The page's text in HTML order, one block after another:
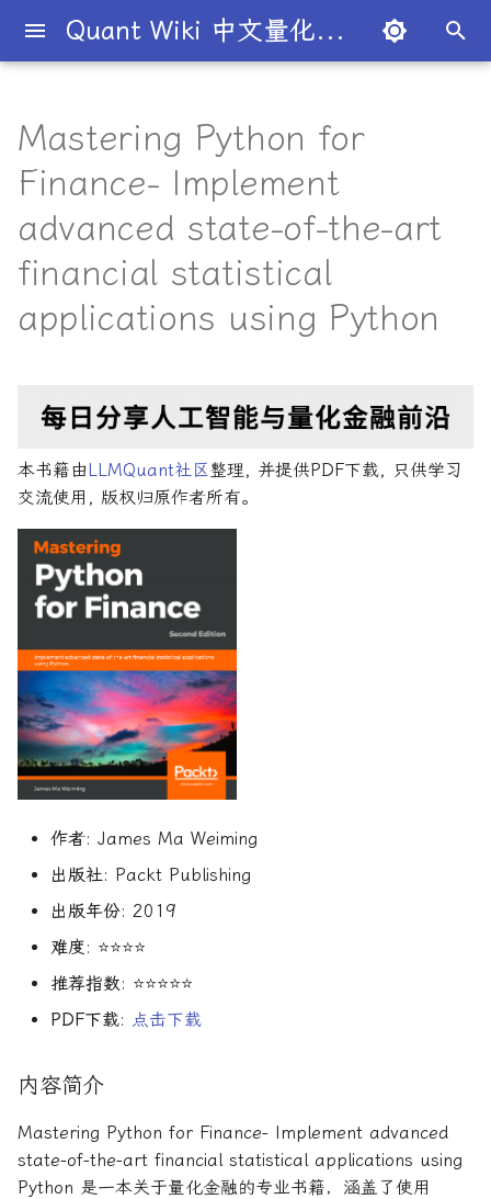
Quant Wiki 中文量化百科
以
开
始
搜
索
关于项目
如何参与
常见问题
关于LLMQuant
加入我们
知识框架
金融术语
概述
市场与交易
金融工具
交易机制
经济指标与概念
经济理论与政策
概率基础
概述
基础理论
概率分布
重要定理
金融衍生品
统计基础
概述
基本概念
统计检验
回归分析
经典模型
概述
交易策略
期权策略
技术指标
交易订单
头寸管理
量化交易员带你入门
为什么有些交易策略能带
利？
如何打造"好用"的交易策略
如何如何划分交易风格？
量化交易员带你写Long-
量化术语簿
量化交易竞赛
必懂概念入门
夏普比率
期权定价
波动率
资产组合理论
极值理论(EVT)在VaR与
策略类型入门
一文解密量化策略类型
多策略对冲基金入门
事件驱动型
宏观对冲基金入门
实用行业入门
机构策略九个热门策略
Point72投资策略
论文清单
简介
量化最新研究
最新研究目录
业内使用案例
前沿技术
研报精选
研报精选目录
多因子系列
人工智能系列
高频交易系列
简介
量化学习资源
开源工具库
分析工具
数据工具
高级分析
学习资源
不同编程语言的量化框架
研究成果复现
统计套利型
简介
量化与人工智能结合
TradingAgents 多智能体
金融交易框架
InvestorBench 面向LLM
决策任务的Benchmark
FinRobot 基于大语言模型
股票研究与估值框架
把手教你利用 LangChain
全面科普：谷歌 Gemini
Flash 2.0 与 DeepSeek
R1、OpenAI o3-mini 的对比
与应用
GPT-4.5模型
深度解析:如何用DeepSeek-
R1对特斯拉相关新闻进行情
如何使用DeepSeek-R1或
ChatGPT与Langchain构建专
2025年AI量化论文优选41篇
2024年AI量化论文精选
2024年LLM量化论文
AI量化交易基础
ChatGPT选股策略
Transformer架构详解
DiffusionModel概述
VQVAE模型概述
入门级书籍
进阶级书籍
编程实现类
AI量化类
AI与机器学习 AI for Finance
Artificial Intelligence in
Finance
AI学习与经济计算
Deep Learning for
Finance
Machine Learning in
前沿技术应用
主动投资组合管理新发展
金融机器学习进阶
算法交易方法
高级算法交易方法
算法与高频交易剑桥版
计算智能应用
概率机器学习
算法交易 算法与高频交易
高频交易系统开发
Python金融交易实战
算法交易机器学习
策略研究
101个因子公式
151个交易策略
151交易策略论文版
期货市场完全指南
主动投资组合管理
主动投资组合管理量化方
量化投资分析习题册
数学与统计 金融数学技术导论
蒙特卡洛方法
金融优化方法
金融大数据建模
金融数学
金融工程线性代数
金融工程数学入门
随机模型与风险
金融衍生品数学
风险与资产配置
Dan Stefanica金融工程
量化风险管理工具
内容简介
核心章节
主要特点
适合人群
风险管理机器学习
Python金融手册
量化面试指南 50个挑战性问题
量化面试问题答案
量化金融常见问题
量化金融FAQ
Quant绿皮书精讲60题
量化面试红宝书
经典面试书籍
黄皮书量化金融FAQ
中文精选
金融时间序列分析
金融数据科学
量化绿皮书
量化必读
2024独家金融干货包
简介
公司简介
买方公司
卖方公司
大师人物
西蒙斯
Giuseppe Paleologo
Julian Robertson
公司文化深度解析
Citadel与Millennium文化
比
多管理人基金成功之道
2025年最值得关注的10家对
大奖章基金：文艺复兴科技公
司里独一无二的赚钱机器
Quadrature Capital:你从未
听过的神秘自营交易公司
规模越大代表业绩越好？论对
冲基金规模与其表现的关系
量化行业与雇主类型全览
量化薪资揭秘：量化从业者赚
全球量化薪资大揭秘
一文全解析对冲基金的职业路
径
揭秘量化分析师的日常
探秘Jane Street实习的亲身
剑桥北大课程
城市如何影响你的量化生涯
量化金融最佳学位推荐
量化开发者职业路径解析
量化交易员职业路径揭秘
两种量化面试官类型解析
量化交易员的日常工作揭秘
如何写出完美的量化简历
2023量化金融求职与实习指
南
习
如何拿下Jane Street量化实
如何拿下Optiver量化实习
如何进入Akuna Capital做量
化交易
Overview
Mastering Python for
Finance- Implement
advanced state-of-the-art
financial statistical
applications using Python
本书籍由LLMQuant社区整理, 并提供PDF下载, 只供学习
交流使用, 版权归原作者所有。
作者: James Ma Weiming
出版社: Packt Publishing
出版年份: 2019
难度: ⭐⭐⭐⭐
推荐指数: ⭐⭐⭐⭐⭐
PDF下载: 点击下载
内容简介
Mastering Python for Finance- Implement advanced
state-of-the-art financial statistical applications using
Python 是一本关于量化金融的专业书籍，涵盖了使用